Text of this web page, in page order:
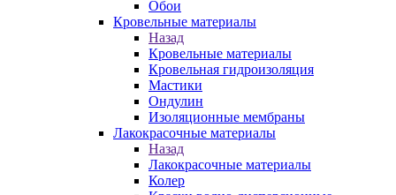
Обои
Кровельные материалы
Назад
Кровельные материалы
Кровельная гидроизоляция
Мастики
Ондулин
Изоляционные мембраны
Лакокрасочные материалы
Назад
Лакокрасочные материалы
Колер